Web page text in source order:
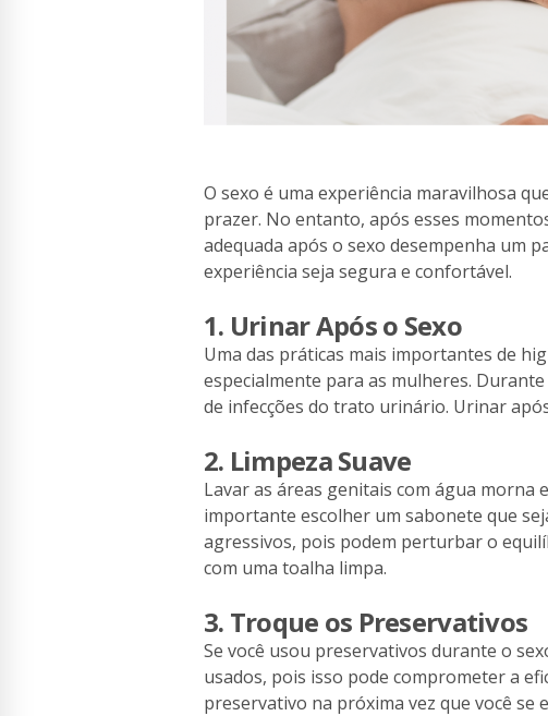
O sexo é uma experiência maravilhosa
prazer. No entanto, após esses
adequada após o sexo desempenha um
experiência seja segura e confortável.
1. Urinar Após o Sexo
Uma das práticas mais importantes de
especialmente para as mulheres.
de infecções do trato urinário. Urinar
2. Limpeza Suave
Lavar as áreas genitais com água morna
importante escolher um sabonete que
agressivos, pois podem perturbar o
com uma toalha limpa.
3. Troque os Preservativos
Se você usou preservativos durante o
usados, pois isso pode comprometer a
preservativo na próxima vez que você se